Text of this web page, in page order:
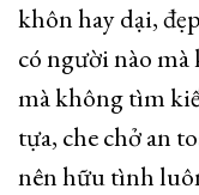
khôn hay dại,
có người nào
mà không tìm
tựa, che chở an
nên hữu tình